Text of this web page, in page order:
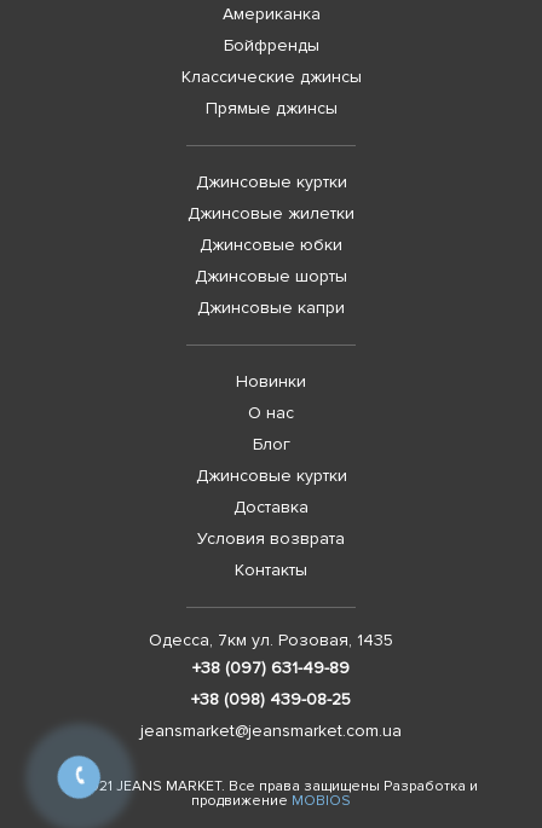
Американка
Бойфренды
Классические джинсы
Прямые джинсы
Джинсовые куртки
Джинсовые жилетки
Джинсовые юбки
Джинсовые шорты
Джинсовые капри
Новинки
О нас
Блог
Джинсовые куртки
Доставка
Условия возврата
Контакты
Одесса, 7км ул. Розовая, 1435
+38 (097) 631-49-89
+38 (098) 439-08-25
jeansmarket@jeansmarket.com.ua
© 2021 JEANS MARKET. Все права защищены Разработка и
продвижение MOBIOS